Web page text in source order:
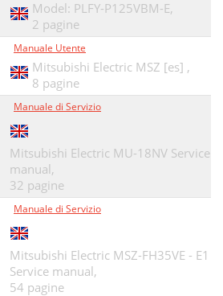
Model: PLFY-P125VBM-E,
2 pagine
Manuale Utente
Mitsubishi Electric MSZ [es] ,
8 pagine
Manuale di Servizio
Mitsubishi Electric MU-18NV Service
manual,
32 pagine
Manuale di Servizio
Mitsubishi Electric MSZ-FH35VE - E1
Service manual,
54 pagine